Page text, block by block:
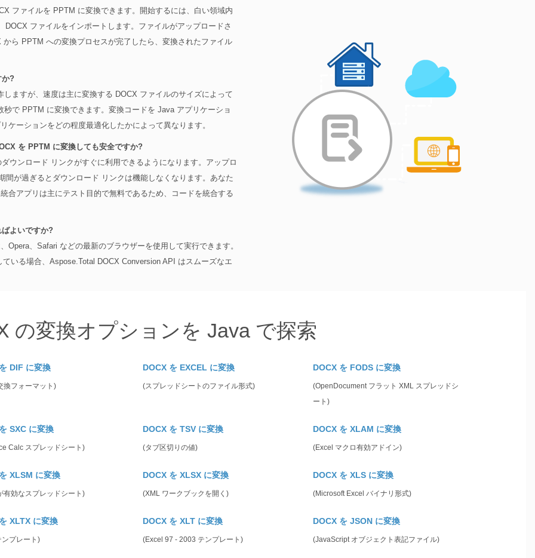
ファイルを PPTM に変換できます。開始するには、白い領域内
ファイルをインポートします。ファイルがアップロードさ
ら PPTM への変換プロセスが完了したら、変換されたファイル
か?
ますが、速度は主に変換する DOCX ファイルのサイズによって
で PPTM に変換できます。変換コードを Java アプリケーショ
ケーションをどの程度最適化したかによって異なります。
を PPTM に変換しても安全ですか?
ウンロード リンクがすぐに利用できるようになります。アップロ
間が過ぎるとダウンロード リンクは機能しなくなります。あなた
合アプリは主にテスト目的で無料であるため、コードを統合する
よいですか?
Opera、Safari などの最新のブラウザーを使用して実行できます。
いる場合、Aspose.Total DOCX Conversion API はスムーズなエ
の変換オプションを Java で探索
DIF に変換
換フォーマット)
DOCX を EXCEL に変換
(スプレッドシートのファイル形式)
DOCX を FODS に変換
(OpenDocument フラット XML スプレッドシ
ート)
SXC に変換
Calc スプレッドシート)
DOCX を TSV に変換
(タブ区切りの値)
DOCX を XLAM に変換
(Excel マクロ有効アドイン)
XLSM に変換
有効なスプレッドシート)
DOCX を XLSX に変換
(XML ワークブックを開く)
DOCX を XLS に変換
(Microsoft Excel バイナリ形式)
XLTX に変換
プレート)
DOCX を XLT に変換
(Excel 97 - 2003 テンプレート)
DOCX を JSON に変換
(JavaScript オブジェクト表記ファイル)